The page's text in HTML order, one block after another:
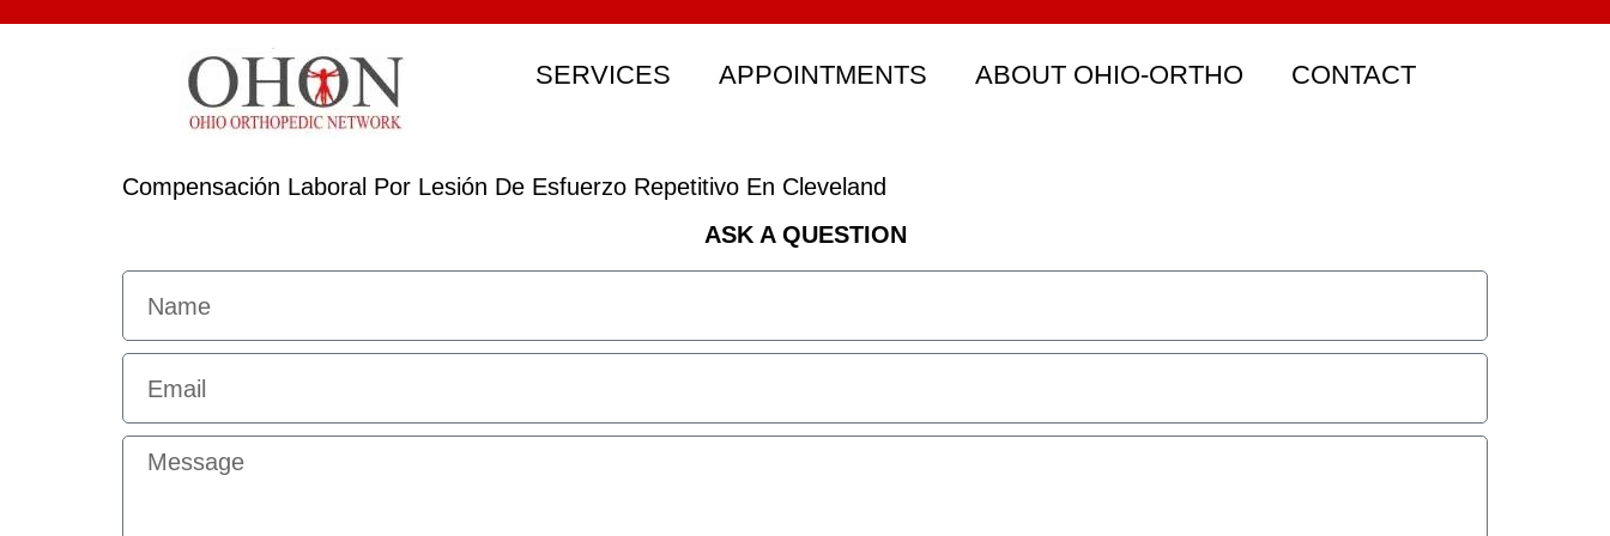
SERVICES APPOINTMENTS ABOUT OHIO-ORTHO CONTACT
Compensación Laboral Por Lesión De Esfuerzo Repetitivo En Cleveland
ASK A QUESTION